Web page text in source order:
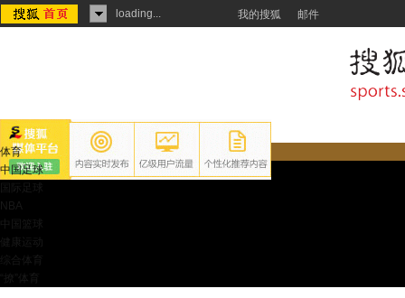
loading... 我的搜狐 邮件
体育
中国足球
健康运动